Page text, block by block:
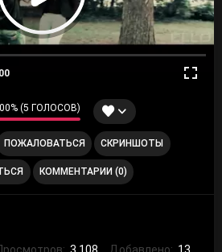
(5 ГОЛОСОВ)
ПОЖАЛОВАТЬСЯ СКРИНШОТЫ
КОММЕНТАРИИ (0)